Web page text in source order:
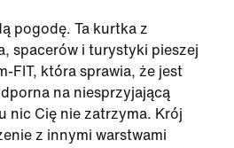
pogodę. Ta kurtka z
spacerów i turystyki pieszej
FIT, która sprawia, że jest
na niesprzyjającą
nic Cię nie zatrzyma. Krój
z innymi warstwami